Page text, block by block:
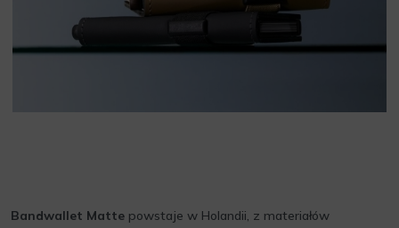
Bandwallet Matte powstaje w Holandii, z materiałów